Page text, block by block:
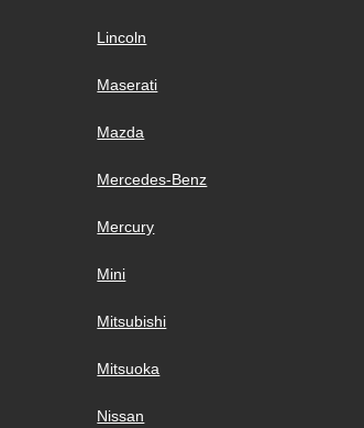
Lincoln
Maserati
Mazda
Mercedes-Benz
Mercury
Mini
Mitsubishi
Mitsuoka
Nissan